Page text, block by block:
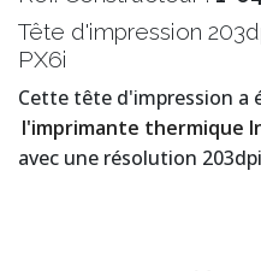
Tête d'impression
PX6i
Cette tête d'impression a
l'imprimante thermique
avec une résolution